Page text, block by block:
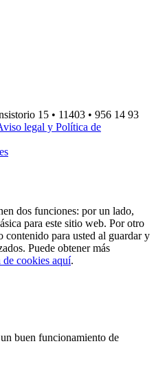
15 • 11403 • 956 14 93
legal y Política de
dos funciones: por un lado,
para este sitio web. Por otro
contenido para usted al guardar y
Puede obtener más
de cookies aquí.
buen funcionamiento de